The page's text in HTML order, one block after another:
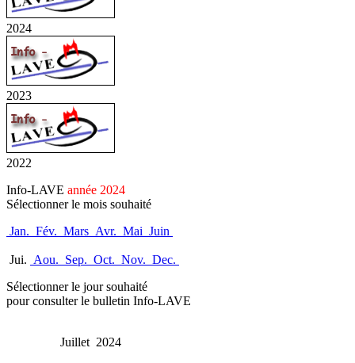
2024
2023
2022
Info-LAVE année 2024
Sélectionner le mois souhaité
Jan. Fév. Mars Avr. Mai Juin
Jui. Aou. Sep. Oct. Nov. Dec.
Sélectionner le jour souhaité
pour consulter le bulletin Info-LAVE
Juillet 2024